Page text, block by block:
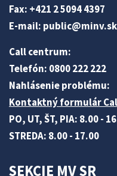
Fax: +421 2 5094 4397
E-mail: public@minv.sk
Call centrum:
Telefón: 0800 222 222
Nahlásenie problému:
Kontaktný formulár
PO, UT, ŠT, PIA: 8.00 -
STREDA: 8.00 - 17.00
SEKCIE MV SR